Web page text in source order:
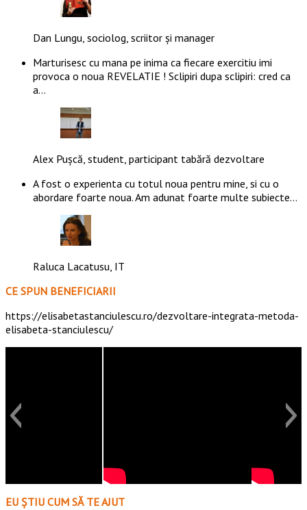
Dan Lungu, sociolog, scriitor și manager
Marturisesc cu mana pe inima ca fiecare exercitiu imi
provoca o noua REVELATIE ! Sclipiri dupa sclipiri: cred ca
a…
Alex Pușcă, student, participant tabără dezvoltare
A fost o experienta cu totul noua pentru mine, si cu o
abordare foarte noua. Am adunat foarte multe subiecte…
Raluca Lacatusu, IT
CE SPUN BENEFICIARII
https://elisabetastanciulescu.ro/dezvoltare-integrata-metoda-
elisabeta-stanciulescu/
EU ȘTIU CUM SĂ TE AJUT